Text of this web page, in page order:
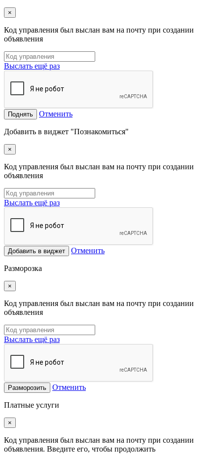
×
Код управления был выслан вам на почту при создании
объявления
Выслать ещё раз
Поднять Отменить
Добавить в виджет "Познакомиться"
×
Код управления был выслан вам на почту при создании
объявления
Выслать ещё раз
Добавить в виджет Отменить
Разморозка
×
Код управления был выслан вам на почту при создании
объявления
Выслать ещё раз
Разморозить Отменить
Платные услуги
×
Код управления был выслан вам на почту при создании
объявления. Введите его, чтобы продолжить